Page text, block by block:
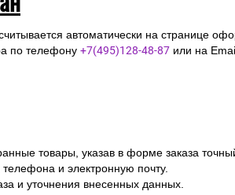
автоматически на странице
по телефону +7(495)128-48-87 или на
товары, указав в форме заказа
и электронную почту.
и уточнения внесенных данных.